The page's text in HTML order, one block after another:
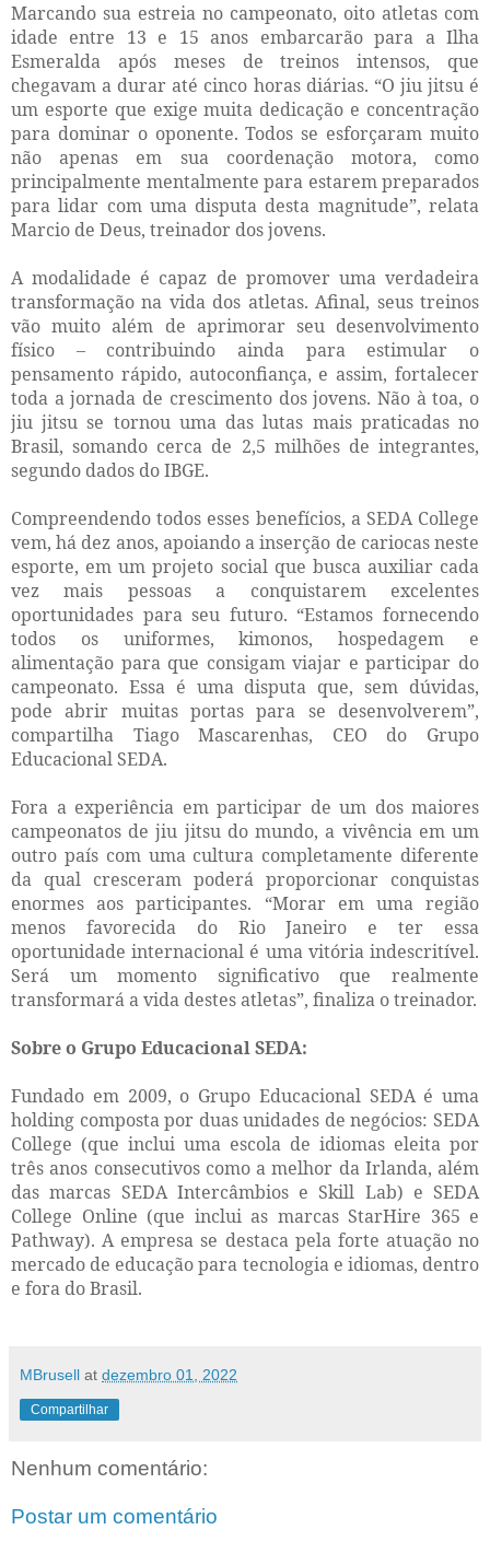
Marcando sua estreia no campeonato, oito atletas com
idade entre 13 e 15 anos embarcarão para a Ilha
Esmeralda após meses de treinos intensos, que
chegavam a durar até cinco horas diárias. “O jiu jitsu é
um esporte que exige muita dedicação e concentração
para dominar o oponente. Todos se esforçaram muito
não apenas em sua coordenação motora, como
principalmente mentalmente para estarem preparados
para lidar com uma disputa desta magnitude”, relata
Marcio de Deus, treinador dos jovens.
A modalidade é capaz de promover uma verdadeira
transformação na vida dos atletas. Afinal, seus treinos
vão muito além de aprimorar seu desenvolvimento
físico – contribuindo ainda para estimular o
pensamento rápido, autoconfiança, e assim, fortalecer
toda a jornada de crescimento dos jovens. Não à toa, o
jiu jitsu se tornou uma das lutas mais praticadas no
Brasil, somando cerca de 2,5 milhões de integrantes,
segundo dados do IBGE.
Compreendendo todos esses benefícios, a SEDA College
vem, há dez anos, apoiando a inserção de cariocas neste
esporte, em um projeto social que busca auxiliar cada
vez mais pessoas a conquistarem excelentes
oportunidades para seu futuro. “Estamos fornecendo
todos os uniformes, kimonos, hospedagem e
alimentação para que consigam viajar e participar do
campeonato. Essa é uma disputa que, sem dúvidas,
pode abrir muitas portas para se desenvolverem”,
compartilha Tiago Mascarenhas, CEO do Grupo
Educacional SEDA.
Fora a experiência em participar de um dos maiores
campeonatos de jiu jitsu do mundo, a vivência em um
outro país com uma cultura completamente diferente
da qual cresceram poderá proporcionar conquistas
enormes aos participantes. “Morar em uma região
menos favorecida do Rio Janeiro e ter essa
oportunidade internacional é uma vitória indescritível.
Será um momento significativo que realmente
transformará a vida destes atletas”, finaliza o treinador.
Sobre o Grupo Educacional SEDA:
Fundado em 2009, o Grupo Educacional SEDA é uma
holding composta por duas unidades de negócios: SEDA
College (que inclui uma escola de idiomas eleita por
três anos consecutivos como a melhor da Irlanda, além
das marcas SEDA Intercâmbios e Skill Lab) e SEDA
College Online (que inclui as marcas StarHire 365 e
Pathway). A empresa se destaca pela forte atuação no
mercado de educação para tecnologia e idiomas, dentro
e fora do Brasil.
MBrusell at dezembro 01, 2022
Compartilhar
Nenhum comentário:
Postar um comentário